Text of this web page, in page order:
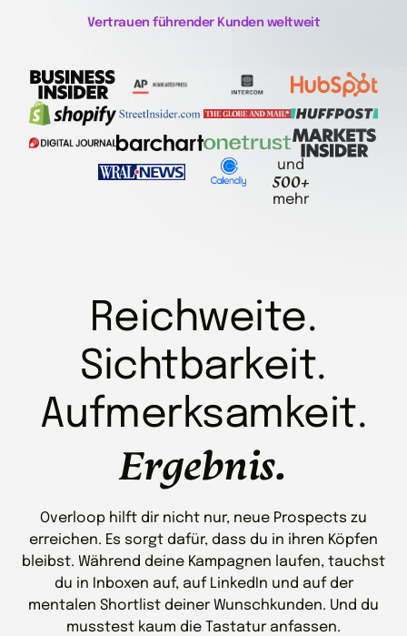
Vertrauen führender Kunden weltweit
und
500+
mehr
Reichweite.
Sichtbarkeit.
Aufmerksamkeit.
Ergebnis.
Overloop hilft dir nicht nur, neue Prospects zu
erreichen. Es sorgt dafür, dass du in ihren Köpfen
bleibst. Während deine Kampagnen laufen, tauchst
du in Inboxen auf, auf LinkedIn und auf der
mentalen Shortlist deiner Wunschkunden. Und du
musstest kaum die Tastatur anfassen.